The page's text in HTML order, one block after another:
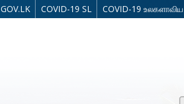
GOV.LK COVID-19 SL COVID-19 உலகளாவிய